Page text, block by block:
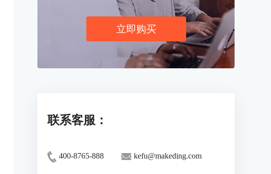
立即购买
联系客服：
400-8765-888 kefu@makeding.com